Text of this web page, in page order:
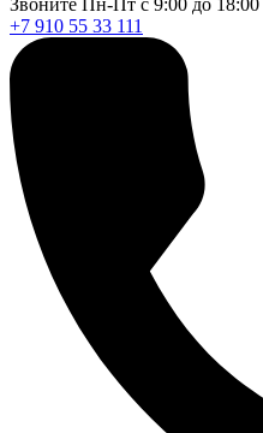
Звоните Пн-Пт с 9:00 до 18:00
+7 910 55 33 111